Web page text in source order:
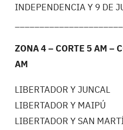
INDEPENDENCIA Y 9 DE
ZONA 4 – CORTE 5 AM –
AM
LIBERTADOR Y JUNCAL
LIBERTADOR Y MAIPÚ
LIBERTADOR Y SAN